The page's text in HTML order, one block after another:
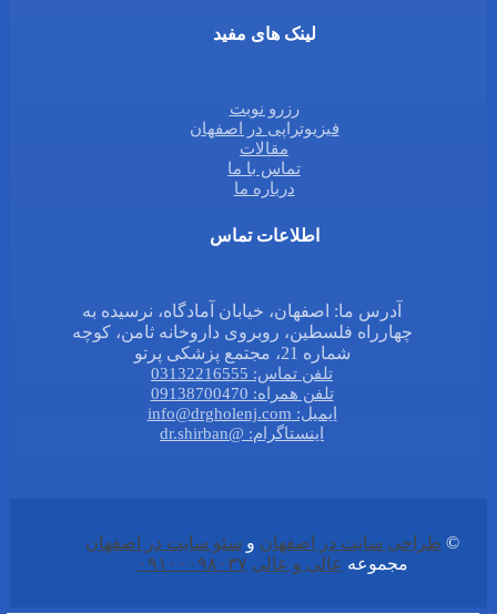
لینک های مفید
رزرو نوبت
فیزیوتراپی در اصفهان
مقالات
تماس با ما
درباره ما
اطلاعات تماس
آدرس ما: اصفهان، خیابان آمادگاه، نرسیده به
چهارراه فلسطین، روبروی داروخانه ثامن، کوچه
شماره 21، مجتمع پزشکی پرتو
تلفن تماس: 03132216555
تلفن همراه: 09138700470
ایمیل: info@drgholenj.com
اینستاگرام: @dr.shirban
© طراحی سایت در اصفهان و سئو سایت در اصفهان
مجموعه عالی و عالی ۰۹۱۰۰۰۹۸۰۳۷